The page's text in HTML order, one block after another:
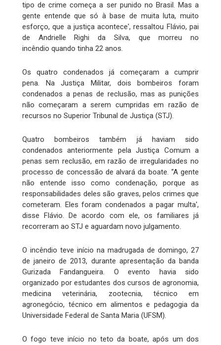
tipo de crime começa a ser punido no Brasil. Mas a
gente entende que só à base de muita luta, muito
esforço, que a justiça acontece', ressaltou Flávio, pai
de Andrielle Righi da Silva, que morreu no
incêndio quando tinha 22 anos.
Os quatro condenados já começaram a cumprir
pena. Na Justiça Militar, dois bombeiros foram
condenados a penas de reclusão, mas as punições
não começaram a serem cumpridas em razão de
recursos no Superior Tribunal de Justiça (STJ).
Quatro bombeiros também já haviam sido
condenados anteriormente pela Justiça Comum a
penas sem reclusão, em razão de irregularidades no
processo de concessão de alvará da boate. “A gente
não entende isso como condenação, porque as
responsabilidades deles são graves, pelos crimes que
cometeram. Eles foram condenados a pagar multa',
disse Flávio. De acordo com ele, os familiares já
recorreram ao STJ e aguardam novo julgamento.
O incêndio teve início na madrugada de domingo, 27
de janeiro de 2013, durante apresentação da banda
Gurizada Fandangueira. O evento havia sido
organizado por estudantes dos cursos de agronomia,
medicina veterinária, zootecnia, técnico em
agronegócio, técnico em alimentos e pedagogia da
Universidade Federal de Santa Maria (UFSM).
O fogo teve início no teto da boate, após um dos